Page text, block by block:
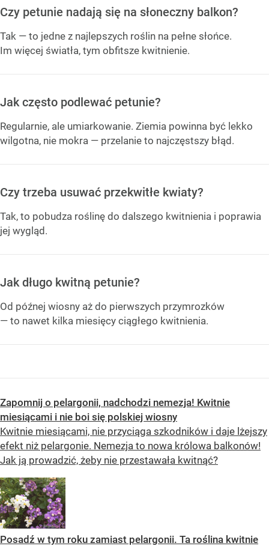
Czy petunie nadają się na słoneczny balkon?
Tak — to jedne z najlepszych roślin na pełne słońce.
Im więcej światła, tym obfitsze kwitnienie.
Jak często podlewać petunie?
Regularnie, ale umiarkowanie. Ziemia powinna być lekko
wilgotna, nie mokra — przelanie to najczęstszy błąd.
Czy trzeba usuwać przekwitłe kwiaty?
Tak, to pobudza roślinę do dalszego kwitnienia i poprawia
jej wygląd.
Jak długo kwitną petunie?
Od późnej wiosny aż do pierwszych przymrozków
— to nawet kilka miesięcy ciągłego kwitnienia.
Zapomnij o pelargonii, nadchodzi nemezja! Kwitnie
miesiącami i nie boi się polskiej wiosny
Kwitnie miesiącami, nie przyciąga szkodników i daje lżejszy
efekt niż pelargonie. Nemezja to nowa królowa balkonów!
Jak ją prowadzić, żeby nie przestawała kwitnąć?
Posadź w tym roku zamiast pelargonii. Ta roślina kwitnie